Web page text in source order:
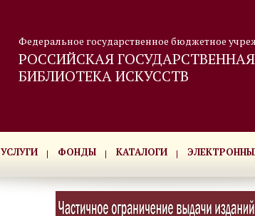
Федеральное государственное бюджетное
РОССИЙСКАЯ ГОСУДАРСТВЕННАЯ
БИБЛИОТЕКА ИСКУССТВ
УСЛУГИ ФОНДЫ КАТАЛОГИ